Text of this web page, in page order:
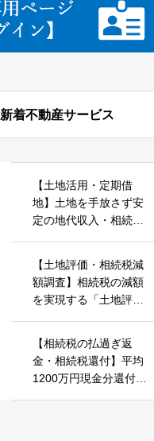
新着不動産サービス
【土地活用・定期借
地】土地を手放さず安
定の地代収入・相続・
せ」
【土地評価・相続税減
額調査】相続税の減額
を実現する「土地評価
に強い不動産鑑定士が
対応
【相続税の払過ぎ返
金・相続税還付】平均
1200万円現金分還付